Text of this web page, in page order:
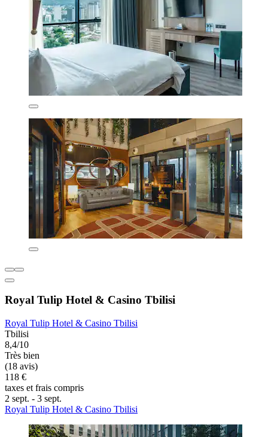
Royal Tulip Hotel & Casino Tbilisi
Royal Tulip Hotel & Casino Tbilisi
Tbilisi
8,4/10
Très bien
(18 avis)
118 €
taxes et frais compris
2 sept. - 3 sept.
Royal Tulip Hotel & Casino Tbilisi